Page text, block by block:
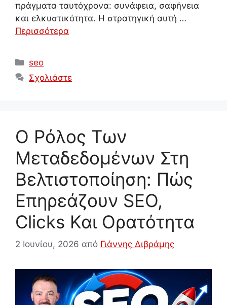
πράγματα ταυτόχρονα: συνάφεια, σαφήνεια
και ελκυστικότητα. Η στρατηγική αυτή …
Περισσότερα
Κατηγορίες
seo
Σχολιάστε
Ο Ρόλος Των
Μεταδεδομένων Στη
Βελτιστοποίηση: Πώς
Επηρεάζουν SEO,
Clicks Και Ορατότητα
2 Ιουνίου, 2026 από Γιάννης Διβράμης